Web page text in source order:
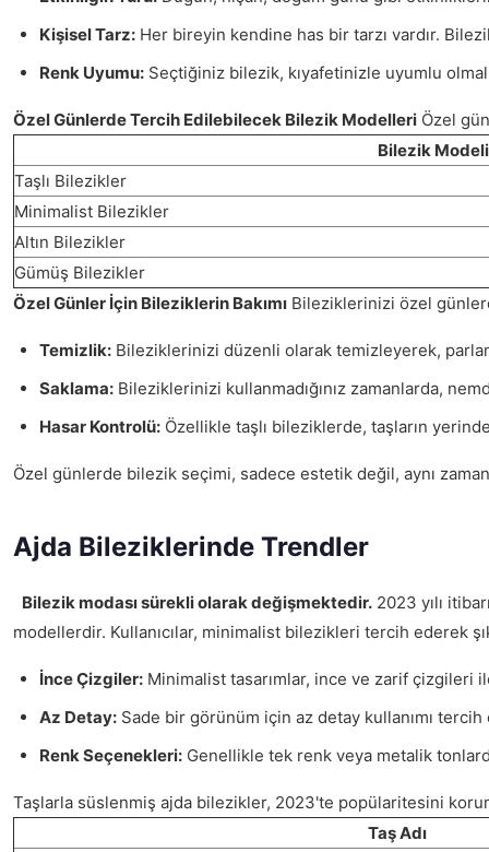
Kişisel Tarz: Her bireyin kendine has bir tarzı vardır.
Renk Uyumu: Seçtiğiniz bilezik, kıyafetinizle uyumlu
Özel Günlerde Tercih Edilebilecek Bilezik Modelleri Özel
Bilezik Modeli
Taşlı Bilezikler
Minimalist Bilezikler
Altın Bilezikler
Gümüş Bilezikler
Özel Günler İçin Bileziklerin Bakımı Bileziklerinizi özel
Temizlik: Bileziklerinizi düzenli olarak temizleyerek,
Saklama: Bileziklerinizi kullanmadığınız zamanlarda,
Hasar Kontrolü: Özellikle taşlı bileziklerde, taşların
Özel günlerde bilezik seçimi, sadece estetik değil, aynı
Ajda Bileziklerinde Trendler
Bilezik modası sürekli olarak değişmektedir. 2023 yılı
modellerdir. Kullanıcılar, minimalist bilezikleri tercih ederek
İnce Çizgiler: Minimalist tasarımlar, ince ve zarif çizgileri
Az Detay: Sade bir görünüm için az detay kullanımı tercih
Renk Seçenekleri: Genellikle tek renk veya metalik
Taşlarla süslenmiş ajda bilezikler, 2023'te popülaritesini
Taş Adı